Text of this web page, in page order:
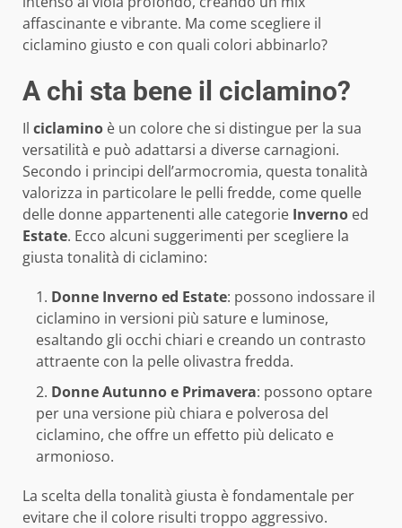
affascinante e vibrante. Ma come scegliere il
ciclamino giusto e con quali colori abbinarlo?
A chi sta bene il ciclamino?
Il ciclamino è un colore che si distingue per la sua
versatilità e può adattarsi a diverse carnagioni.
Secondo i principi dell’armocromia, questa tonalità
valorizza in particolare le pelli fredde, come quelle
delle donne appartenenti alle categorie Inverno ed
Estate. Ecco alcuni suggerimenti per scegliere la
giusta tonalità di ciclamino:
Donne Inverno ed Estate: possono indossare il
ciclamino in versioni più sature e luminose,
esaltando gli occhi chiari e creando un contrasto
attraente con la pelle olivastra fredda.
Donne Autunno e Primavera: possono optare
per una versione più chiara e polverosa del
ciclamino, che offre un effetto più delicato e
armonioso.
La scelta della tonalità giusta è fondamentale per
evitare che il colore risulti troppo aggressivo.